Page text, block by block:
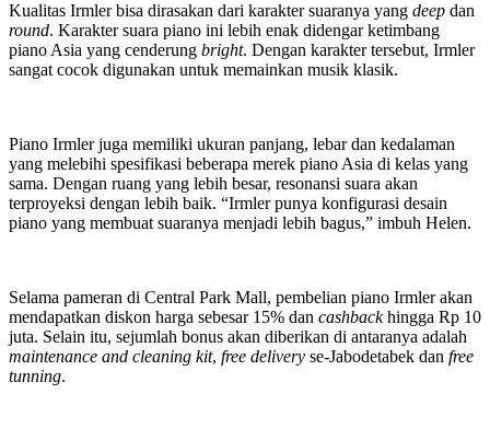
Kualitas Irmler bisa dirasakan dari karakter suaranya yang deep dan
round. Karakter suara piano ini lebih enak didengar ketimbang
piano Asia yang cenderung bright. Dengan karakter tersebut, Irmler
sangat cocok digunakan untuk memainkan musik klasik.
Piano Irmler juga memiliki ukuran panjang, lebar dan kedalaman
yang melebihi spesifikasi beberapa merek piano Asia di kelas yang
sama. Dengan ruang yang lebih besar, resonansi suara akan
terproyeksi dengan lebih baik. “Irmler punya konfigurasi desain
piano yang membuat suaranya menjadi lebih bagus,” imbuh Helen.
Selama pameran di Central Park Mall, pembelian piano Irmler akan
mendapatkan diskon harga sebesar 15% dan cashbackhingga Rp 10
juta. Selain itu, sejumlah bonus akan diberikan di antaranya adalah
maintenance and cleaning kit, free delivery se-Jabodetabek dan free
tunning.